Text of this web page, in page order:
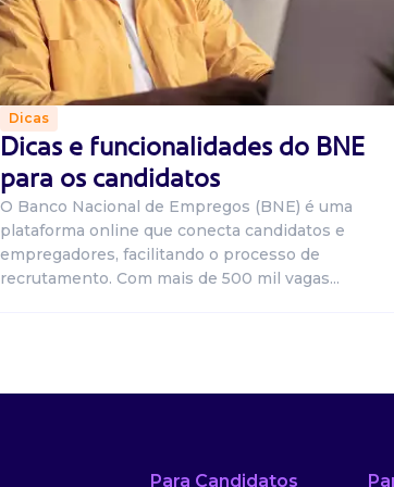
Dicas
Dicas e funcionalidades do BNE
para os candidatos
O Banco Nacional de Empregos (BNE) é uma
plataforma online que conecta candidatos e
empregadores, facilitando o processo de
recrutamento. Com mais de 500 mil vagas...
Para Candidatos